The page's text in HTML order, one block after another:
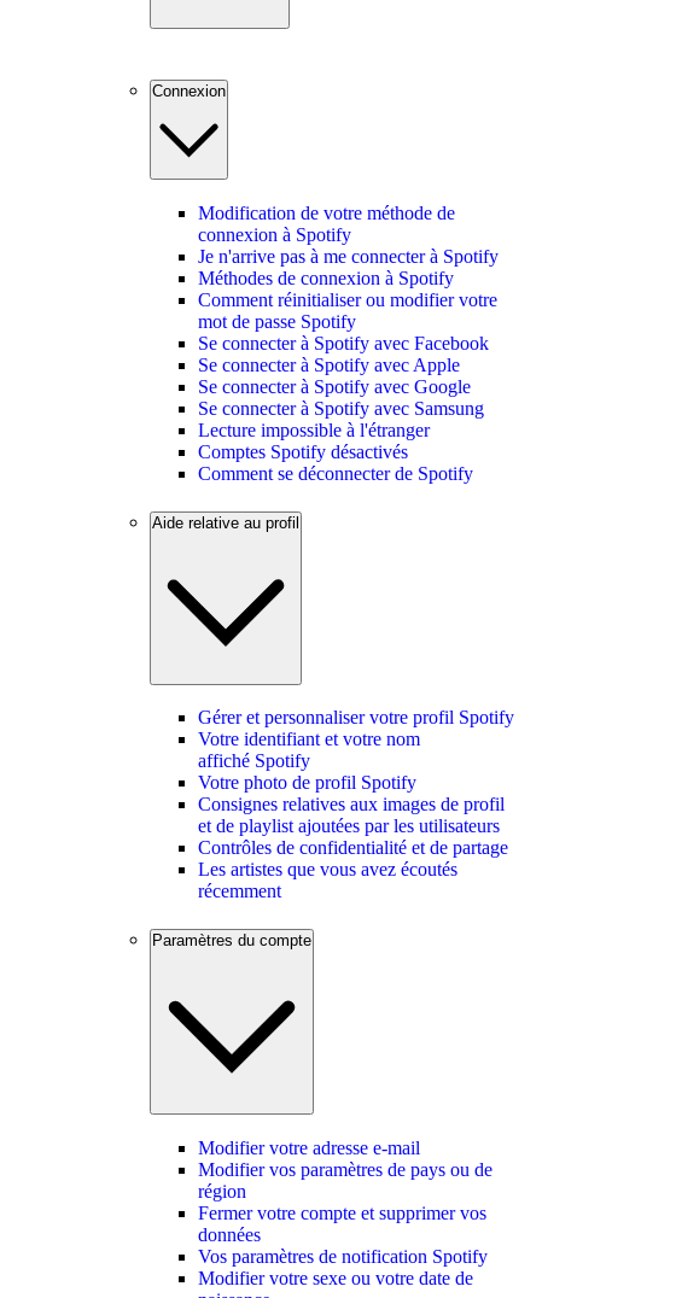
Connexion
Modification de votre méthode de
connexion à Spotify
Je n'arrive pas à me connecter à Spotify
Méthodes de connexion à Spotify
Comment réinitialiser ou modifier votre
mot de passe Spotify
Se connecter à Spotify avec Facebook
Se connecter à Spotify avec Apple
Se connecter à Spotify avec Google
Se connecter à Spotify avec Samsung
Lecture impossible à l'étranger
Comptes Spotify désactivés
Comment se déconnecter de Spotify
Aide relative au profil
Gérer et personnaliser votre profil Spotify
Votre identifiant et votre nom
affiché Spotify
Votre photo de profil Spotify
Consignes relatives aux images de profil
et de playlist ajoutées par les utilisateurs
Contrôles de confidentialité et de partage
Les artistes que vous avez écoutés
récemment
Paramètres du compte
Modifier votre adresse e-mail
Modifier vos paramètres de pays ou de
région
Fermer votre compte et supprimer vos
données
Vos paramètres de notification Spotify
Modifier votre sexe ou votre date de